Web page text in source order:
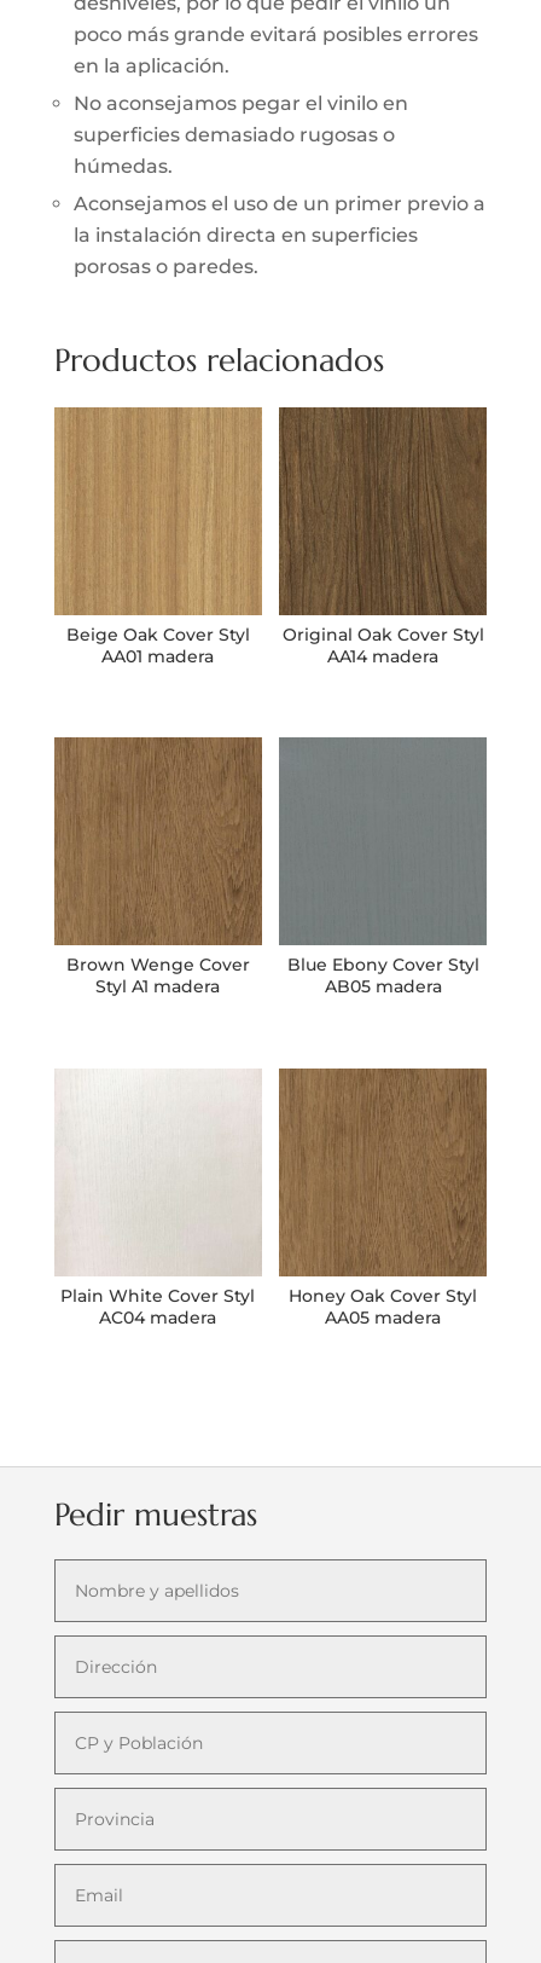
poco más grande evitará posibles errores
en la aplicación.
No aconsejamos pegar el vinilo en
superficies demasiado rugosas o
húmedas.
Aconsejamos el uso de un primer previo a
la instalación directa en superficies
porosas o paredes.
Productos relacionados
Beige Oak Cover Styl
AA01 madera
Original Oak Cover Styl
AA14 madera
Brown Wenge Cover
Styl A1 madera
Blue Ebony Cover Styl
AB05 madera
Plain White Cover Styl
AC04 madera
Honey Oak Cover Styl
AA05 madera
Pedir muestras